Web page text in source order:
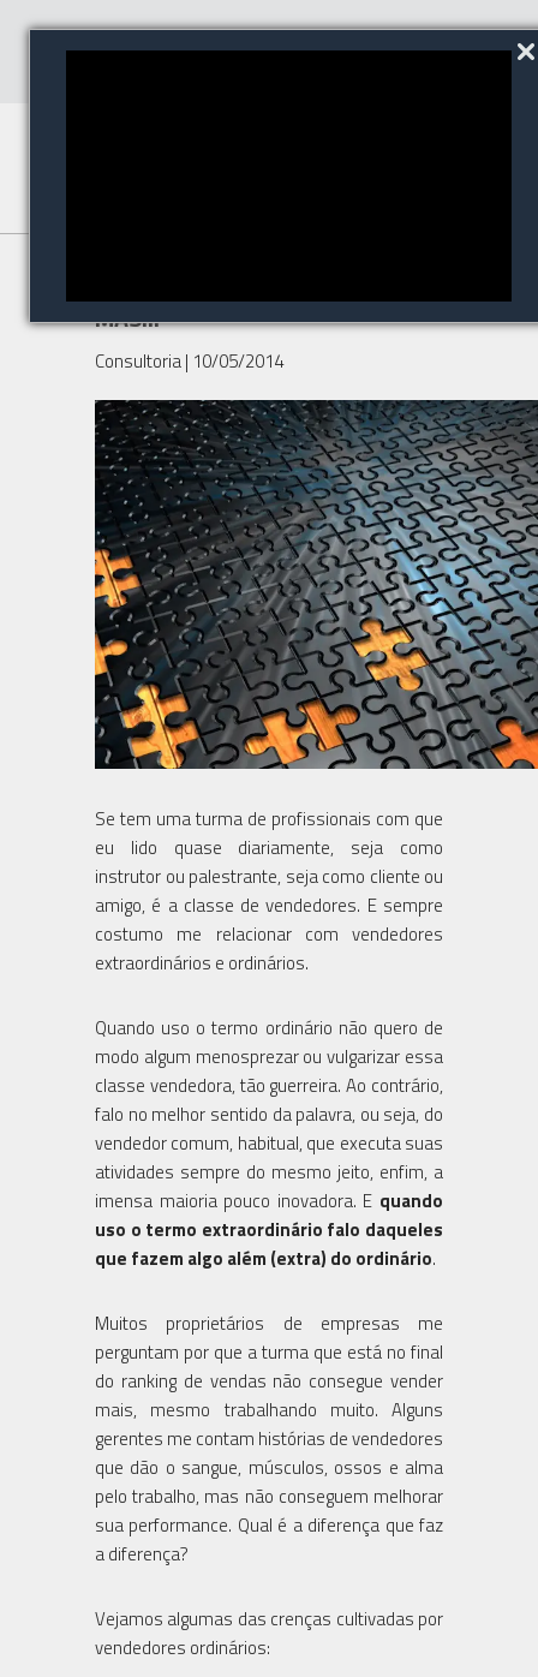
MAS...
Consultoria| 10/05/2014
Se tem uma turma de profissionais com que
eu lido quase diariamente, seja como
instrutor ou palestrante, seja como cliente ou
amigo, é a classe de vendedores. E sempre
costumo me relacionar com vendedores
extraordinários e ordinários.
Quando uso o termo ordinário não quero de
modo algum menosprezar ou vulgarizar essa
classe vendedora, tão guerreira. Ao contrário,
falo no melhor sentido da palavra, ou seja, do
vendedor comum, habitual, que executa suas
atividades sempre do mesmo jeito, enfim, a
imensa maioria pouco inovadora. E quando
uso o termo extraordinário falo daqueles
que fazem algo além (extra) do ordinário.
Muitos proprietários de empresas me
perguntam por que a turma que está no final
do ranking de vendas não consegue vender
mais, mesmo trabalhando muito. Alguns
gerentes me contam histórias de vendedores
que dão o sangue, músculos, ossos e alma
pelo trabalho, mas não conseguem melhorar
sua performance. Qual é a diferença que faz
a diferença?
Vejamos algumas das crenças cultivadas por
vendedores ordinários: